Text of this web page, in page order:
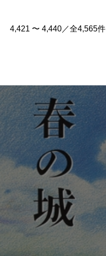
4,421 〜 4,440／全4,565件